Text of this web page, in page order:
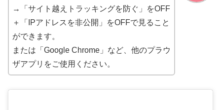
→「サイト越えトラッキングを防ぐ」をOFF
＋「IPアドレスを非公開」をOFFで見ること
ができます。
または「Google Chrome」など、他のプラウ
ザアプリをご使用ください。